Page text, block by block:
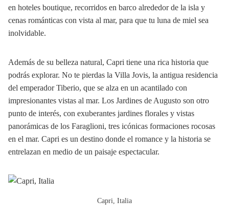
en hoteles boutique, recorridos en barco alrededor de la isla y
cenas románticas con vista al mar, para que tu luna de miel sea
inolvidable.
Además de su belleza natural, Capri tiene una rica historia que
podrás explorar. No te pierdas la Villa Jovis, la antigua residencia
del emperador Tiberio, que se alza en un acantilado con
impresionantes vistas al mar. Los Jardines de Augusto son otro
punto de interés, con exuberantes jardines florales y vistas
panorámicas de los Faraglioni, tres icónicas formaciones rocosas
en el mar. Capri es un destino donde el romance y la historia se
entrelazan en medio de un paisaje espectacular.
Capri, Italia